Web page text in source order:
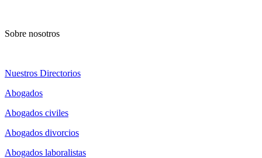
Sobre nosotros
Nuestros Directorios
Abogados
Abogados civiles
Abogados divorcios
Abogados laboralistas